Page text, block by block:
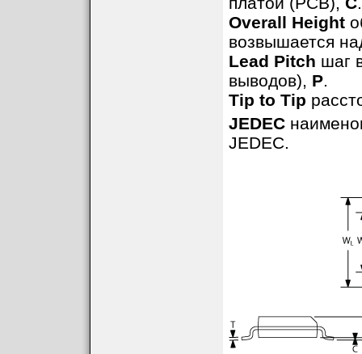
Overall Height
возвышается
Lead Pitch шаг
выводов), P.
Tip to Tip
JEDEC
JEDEC.